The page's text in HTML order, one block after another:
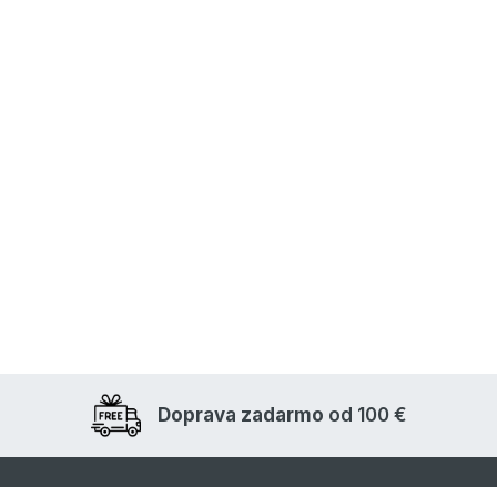
Doprava zadarmo od 100 €